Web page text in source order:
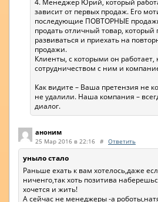
4. Менеджер Юрий, который
зависит от первых продаж. Его
последующие ПОВТОРНЫЕ
продать отличный товар, который
развиваться и приехать на
продажи.
Клиенты, с которыми он
сотрудничеством с ним и
Как видите – Ваша претензия не
не удалили. Наша компания –
диалог.
аноним
25 Мар 2016 в 22:16 # Ответить
уныло стало
Раньше ехать к вам хотелось,даже
ниченго,так хоть позитива
хочется и жить!
А сейчас не менеджеры -а